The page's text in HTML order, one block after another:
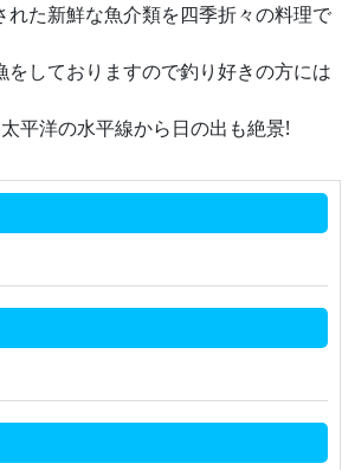
れた新鮮な魚介類を四季折々の料理で
をしておりますので釣り好きの方には
平洋の水平線から日の出も絶景!